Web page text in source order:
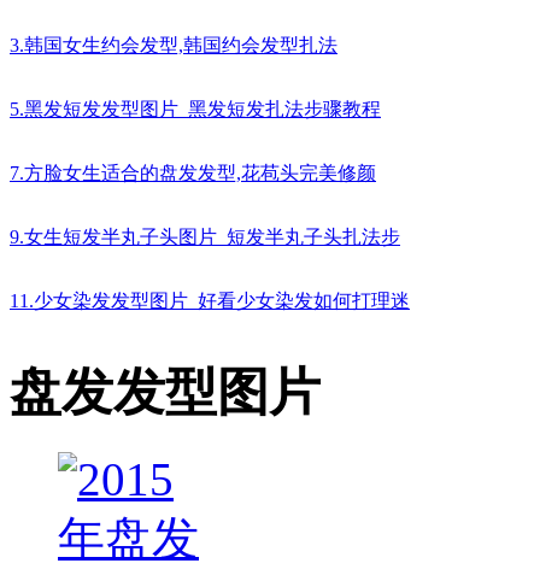
3.韩国女生约会发型,韩国约会发型扎法
5.黑发短发发型图片_黑发短发扎法步骤教程
7.方脸女生适合的盘发发型,花苞头完美修颜
9.女生短发半丸子头图片_短发半丸子头扎法步
11.少女染发发型图片_好看少女染发如何打理迷
盘发发型图片